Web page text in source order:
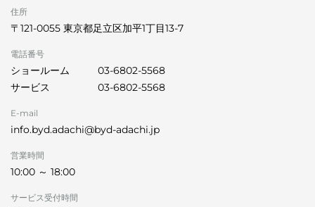
住所
〒121-0055 東京都足立区加平1丁目13‐7
電話番号
ショールーム
03-6802-5568
サービス
03-6802-5568
E-mail
info.byd.adachi@byd-adachi.jp
営業時間
10:00 ～ 18:00
サービス受付時間